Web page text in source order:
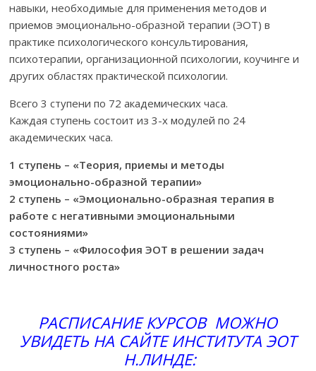
навыки, необходимые для применения методов и
приемов эмоционально-образной терапии (ЭОТ) в
практике психологического консультирования,
психотерапии, организационной психологии, коучинге и
других областях практической психологии.
Всего 3 ступени по 72 академических часа.
Каждая ступень состоит из 3-х модулей по 24
академических часа.
1 ступень – «Теория, приемы и методы
эмоционально-образной терапии»
2 ступень – «Эмоционально-образная терапия в
работе с негативными эмоциональными
состояниями»
3 ступень – «Философия ЭОТ в решении задач
личностного роста»
РАСПИСАНИЕ КУРСОВ МОЖНО
УВИДЕТЬ НА САЙТЕ ИНСТИТУТА ЭОТ
Н.ЛИНДЕ: